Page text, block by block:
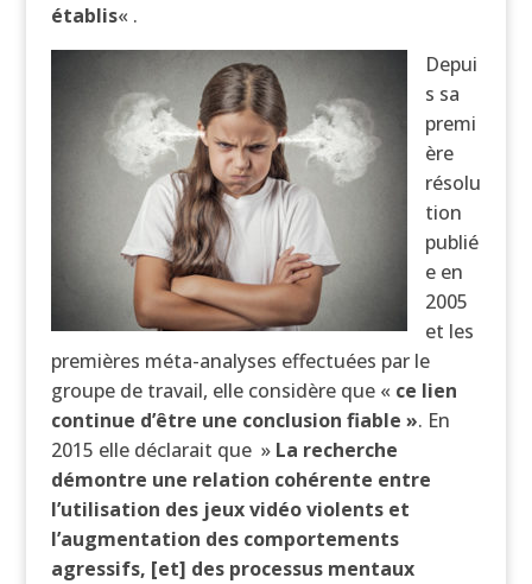
établis« .
Depui
s sa
premi
ère
résolu
tion
publié
e en
2005
et les
premières méta-analyses effectuées par le
groupe de travail, elle considère que « ce lien
continue d’être une conclusion fiable ». En
2015 elle déclarait que » La recherche
démontre une relation cohérente entre
l’utilisation des jeux vidéo violents et
l’augmentation des comportements
agressifs, [et] des processus mentaux